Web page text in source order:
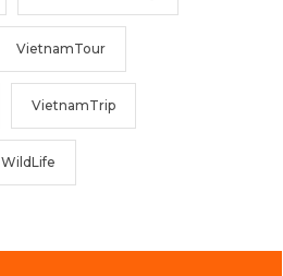
VietnamTour
VietnamTrip
WildLife